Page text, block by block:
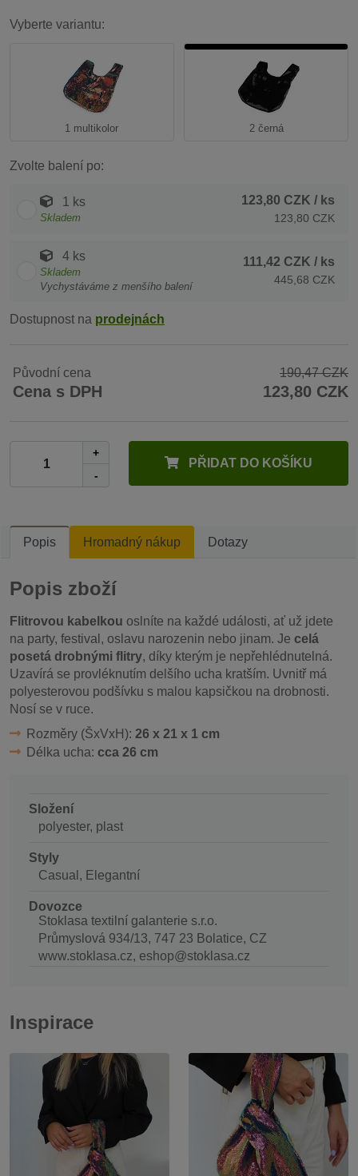
Vyberte variantu:
1 multikolor 2 černá
Zvolte balení po:
1 ks
Skladem
123,80 CZK / ks
123,80 CZK
4 ks
Skladem
Vychystáváme z menšího balení
111,42 CZK / ks
445,68 CZK
Dostupnost na prodejnách
Původní cena 190,47 CZK
Cena s DPH 123,80 CZK
+
-
PŘIDAT DO KOŠÍKU
Popis Hromadný nákup Dotazy
Popis zboží
Flitrovou kabelkou oslníte na každé události, ať už jdete
na party, festival, oslavu narozenin nebo jinam. Je celá
posetá drobnými flitry, díky kterým je nepřehlédnutelná.
Uzavírá se provléknutím delšího ucha kratším. Uvnitř má
polyesterovou podšívku s malou kapsičkou na drobnosti.
Nosí se v ruce.
Rozměry (ŠxVxH): 26 x 21 x 1 cm
Délka ucha: cca 26 cm
Složení
polyester, plast
Styly
Casual, Elegantní
Dovozce
Stoklasa textilní galanterie s.r.o.
Průmyslová 934/13, 747 23 Bolatice, CZ
www.stoklasa.cz, eshop@stoklasa.cz
Inspirace